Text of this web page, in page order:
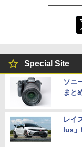
Special Site
ソニ
まと
レイ
lus」